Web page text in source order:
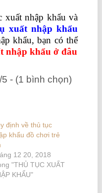
xuất nhập khẩu và
xuất nhập khẩu
khẩu, bạn có thể
nhập khẩu ở đâu
5 - (1 bình chọn)
định về thủ tục
khẩu đồ chơi trẻ
12 20, 2018
"THỦ TỤC XUẤT
KHẨU"